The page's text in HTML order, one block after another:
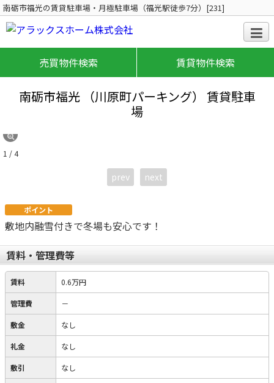
南砺市福光の賃貸駐車場・月極駐車場（福光駅徒歩7分）[231]
売買物件検索 賃貸物件検索
南砺市福光 （川原町パーキング） 賃貸駐車
場
1 / 4
prev next
ポイント
敷地内融雪付きで冬場も安心です！
賃料・管理費等
賃料 0.6万円
管理費 －
敷金 なし
礼金 なし
敷引 なし